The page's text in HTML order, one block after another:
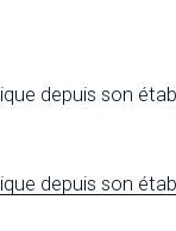
depuis son
depuis son